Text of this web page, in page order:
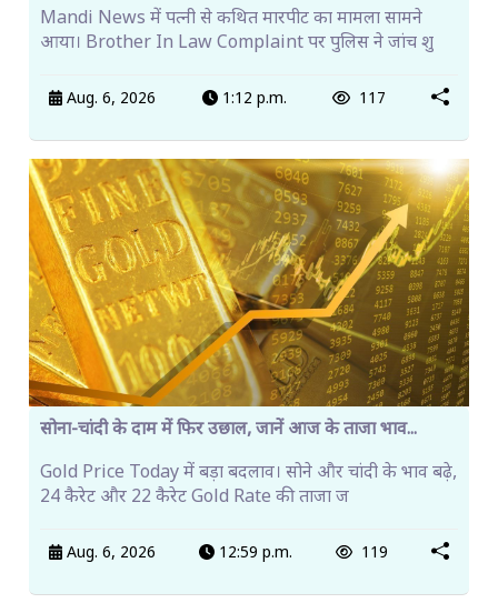
Mandi News में पत्नी से कथित मारपीट का मामला सामने
आया। Brother In Law Complaint पर पुलिस ने जांच शु
Aug. 6, 2026 1:12 p.m. 117
सोना-चांदी के दाम में फिर उछाल, जानें आज के ताजा भाव...
Gold Price Today में बड़ा बदलाव। सोने और चांदी के भाव बढ़े,
24 कैरेट और 22 कैरेट Gold Rate की ताजा ज
Aug. 6, 2026 12:59 p.m. 119